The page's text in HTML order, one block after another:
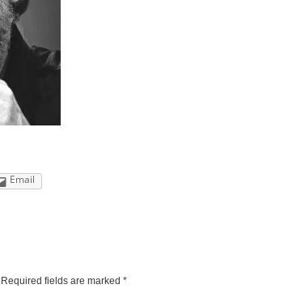
Email
Required fields are marked *